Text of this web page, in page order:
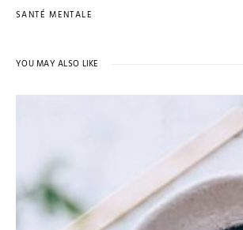
SANTÉ MENTALE
YOU MAY ALSO LIKE